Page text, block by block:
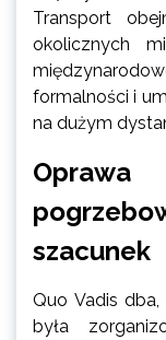
Transport
okolicznych
formalności i
na dużym
szacunek
Quo Vadis
była